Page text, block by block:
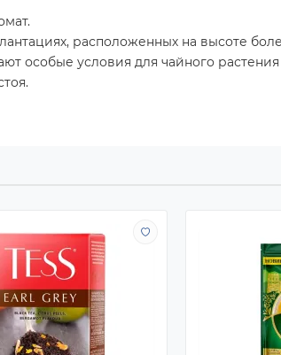
расположенных на высоте
особые условия для чайного